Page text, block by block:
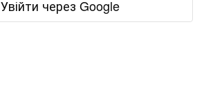
Увійти через Google